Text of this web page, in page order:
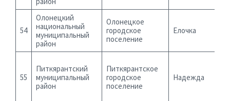
54
Олонецкий
национальный
муниципальный
район
Олонецкое
городское
поселение
Елочка
55
Питкярантский
муниципальный
район
Питкярантское
городское
поселение
Надежда